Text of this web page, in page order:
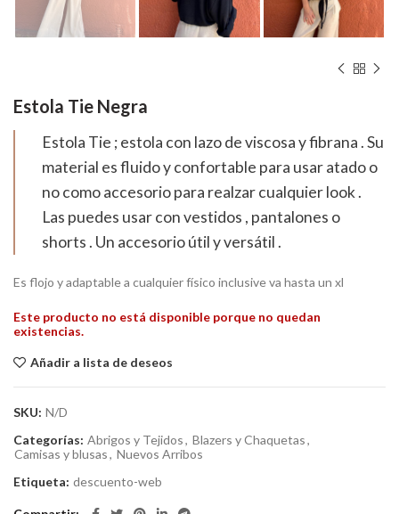
Estola Tie Negra
Estola Tie ; estola con lazo de viscosa y fibrana . Su
material es fluido y confortable para usar atado o
no como accesorio para realzar cualquier look .
Las puedes usar con vestidos , pantalones o
shorts . Un accesorio útil y versátil .
Es flojo y adaptable a cualquier físico inclusive va hasta un xl
Este producto no está disponible porque no quedan
existencias.
Añadir a lista de deseos
SKU: N/D
Categorías: Abrigos y Tejidos, Blazers y Chaquetas,
Camisas y blusas, Nuevos Arribos
Etiqueta: descuento-web